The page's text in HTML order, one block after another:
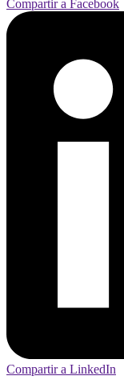
Compartir a Facebook
Compartir a LinkedIn